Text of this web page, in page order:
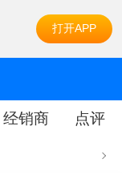
打开APP
经销商 点评